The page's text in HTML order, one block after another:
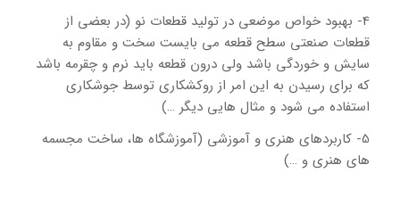
4- بهبود خواص موضعی در تولید قطعات نو (در بعضی از
قطعات صنعتی سطح قطعه می بایست سخت و مقاوم به
سایش و خوردگی باشد ولی درون قطعه باید نرم و چقرمه باشد
که برای رسیدن به این امر از روکشکاری توسط جوشکاری
استفاده می شود و مثال هایی دیگر …)
5- کاربردهای هنری و آموزشی (آموزشگاه ها، ساخت مجسمه
های هنری و …)